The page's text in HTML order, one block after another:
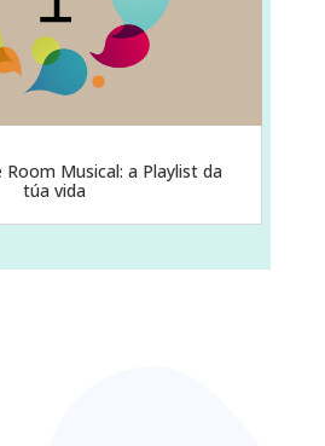
Room Musical: a Playlist da
túa vida